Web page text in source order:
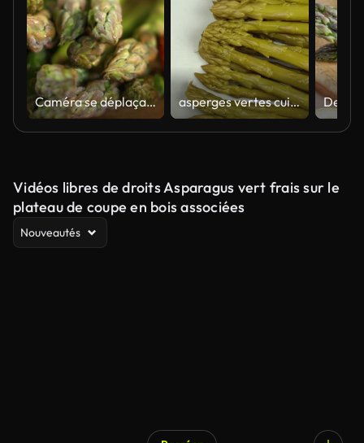
Caméra se déplaçant vers la droite montrant des asperges fraîches sur une table en bois asperges vertes cuites tartinées sur une assiette
Vidéos libres de droits Asparagus vert frais sur le
plateau de coupe en bois associées
Nouveautés